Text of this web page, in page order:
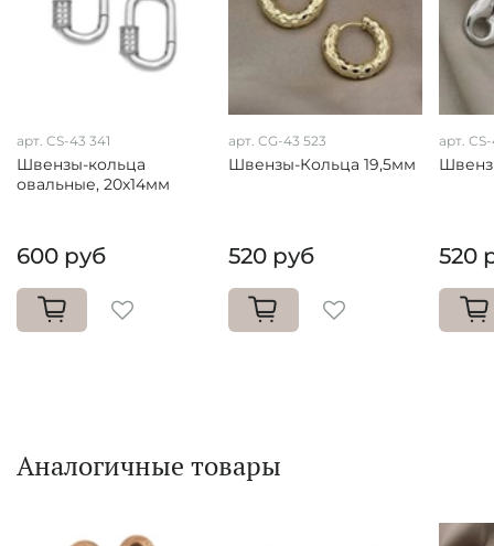
арт. CS-43 341
Швензы-кольца
овальные, 20х14мм
600 руб
арт. CG-43 523
Швензы-Кольца 19,5мм
520 руб
арт.
520
Аналогичные товары